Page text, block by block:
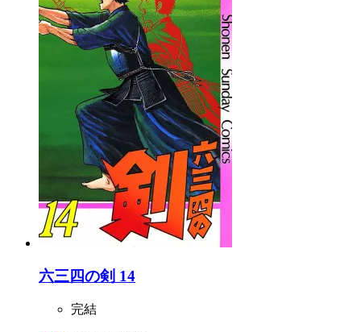
六三四の剣 14
完結